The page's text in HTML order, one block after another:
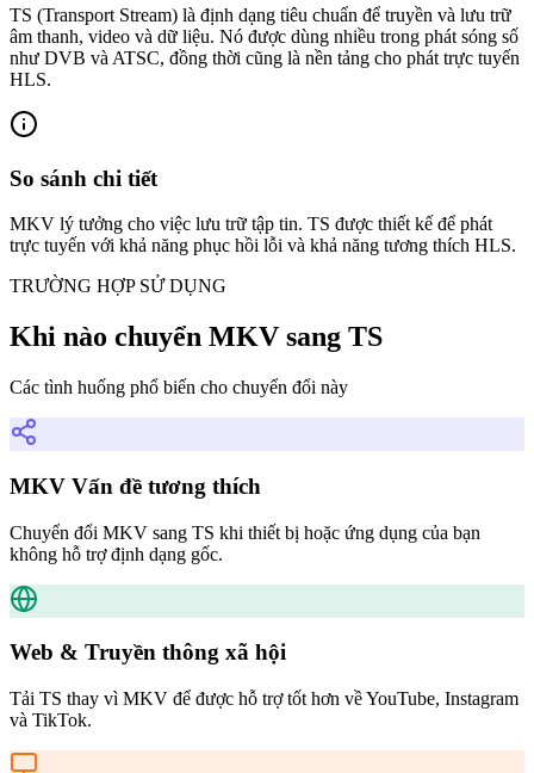
TS (Transport Stream) là định dạng tiêu chuẩn để truyền và lưu trữ
âm thanh, video và dữ liệu. Nó được dùng nhiều trong phát sóng số
như DVB và ATSC, đồng thời cũng là nền tảng cho phát trực tuyến
HLS.
So sánh chi tiết
MKV lý tưởng cho việc lưu trữ tập tin. TS được thiết kế để phát
trực tuyến với khả năng phục hồi lỗi và khả năng tương thích HLS.
TRƯỜNG HỢP SỬ DỤNG
Khi nào chuyển MKV sang TS
Các tình huống phổ biến cho chuyển đổi này
MKV Vấn đề tương thích
Chuyển đổi MKV sang TS khi thiết bị hoặc ứng dụng của bạn
không hỗ trợ định dạng gốc.
Web & Truyền thông xã hội
Tải TS thay vì MKV để được hỗ trợ tốt hơn về YouTube, Instagram
và TikTok.